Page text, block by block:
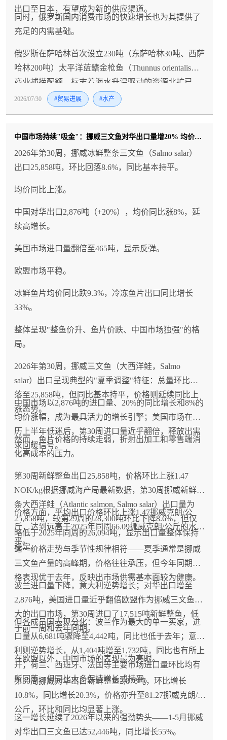
出口至日本，有望成为新的供应渠道。
同时，俄罗斯国内消费市场的快速增长也为其提供了
充足的内需基础。
俄罗斯在萨哈林首次设立230吨（东萨哈林30吨、西萨
哈林200吨）太平洋蓝鳍金枪鱼（Thunnus orientalis）
商业捕捞配额，标志着海水升温驱动的资源北扩已
从"偶发现象"正式转化为"制度性产业机会"，2025年
俄罗斯于2024年6月立法变更后的单边TAC权力（非
WCPFC成员、不受其分配规则约束）更使其在蓝鳍金
枪鱼国际管理体系中占据了独特的"独立玩家"地位；
的爆发式增长（2025年零售端金枪鱼销量+65%、销售
额+75%，进口量达32,000吨）为本土开发提供了充足
的内需基础，而太平洋蓝鳍金枪鱼总资源量约15万吨
状况也为适度开发提供了科学依据；对中国从业者而
言，短期应关注俄罗斯蓝鳍金枪鱼作为新供应来源的
期则需密切关注WCPFC对俄罗斯单边行动的反应以及
可能引发的金枪鱼管理规则重构，在这场气候变化驱
动的全球渔业版图重塑中做好应对预案。
2026/07/30 #贸易进展 #水产
中国市场持续"吸金"：挪威三文鱼对华出口量增20% 均价涨8%
2026年第30周，挪威冰鲜整条三文鱼（Salmo salar）
出口25,858吨，环比回落8.6%，同比基本持平。
均价同比上涨。
中国对华出口2,876吨（+20%），均价同比涨8%，延
续高增长。
美国市场进口量翻倍至465吨，显示反弹。
欧盟市场平稳。
冰鲜鱼片均价同比跌9.3%，冷冻鱼片出口同比增长
33%。
整体呈现"整鱼价升、鱼片价跌、中国市场独强"的格
局。
2026年第30周，挪威三文鱼（大西洋鲑，Salmo
salar）出口呈现典型的"夏季调整"特征：总量环比回
落至25,858吨，但同比基本持平，价格则延续同比上
涨态势。
中国市场以2,876吨的进口量、20%的同比增长和8%的
均价涨幅，成为最具活力的增长引擎；美国市场在经
历上半年低迷后，第30周进口量近乎翻倍，释放出需
求回暖信号。
然而，鱼片价格的持续走弱，折射出加工和零售端消
化高成本的压力。
第30周新鲜整鱼出口25,858吨，价格环比上涨1.47
NOK/kg根据挪威海产局最新数据，第30周挪威新鲜整
条大西洋鲑（Atlantic salmon, Salmo salar）出口量为
25,858吨，较第29周的28,300吨环比下降8.6%，但仅
略低于2025年同周的26,094吨，显示出口量整体保持
稳定。
价格方面，平均出口价格环比上涨1.47挪威克朗/公
斤，达到远高于2025年同周66.09挪威克朗/公斤的水
平。
这一价格走势与季节性规律相符——夏季通常是挪威
三文鱼产量的高峰期，价格往往承压，但今年同期价
格表现优于去年，反映出市场供需基本面较为健康。
波兰进口量下降，意大利逆势增长；对华出口增至
2,876吨，美国进口量近乎翻倍欧盟作为挪威三文鱼最
大的出口市场，第30周进口了17,515吨新鲜整鱼，低
于前一周和去年同期。
但各成员国表现分化：波兰作为最大的单一买家，进
口量从6,681吨骤降至4,442吨，同比也低于去年；意大
利则逆势增长，从1,404吨增至1,732吨，同比也有所上
升；荷兰、西班牙、法国等主要市场进口量环比均有
所回落，但同比大多保持增长或持平。
在欧盟以外，中国市场的表现最为亮眼。
第30周挪威对华出口新鲜整鱼2,876吨，环比增长
10.8%，同比增长20.3%，价格亦升至81.27挪威克朗/
公斤，环比和同比均显著上涨。
这一增长延续了2026年以来的强劲势头——1-5月挪威
对华出口三文鱼已达52,446吨，同比增长55%。